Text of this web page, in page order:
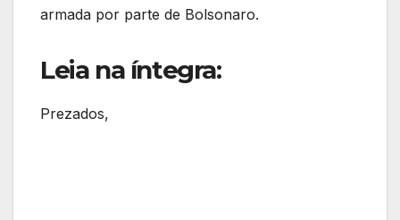
armada por parte de Bolsonaro.
Leia na íntegra:
Prezados,